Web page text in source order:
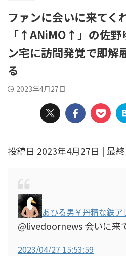
ファンに会いに来てく
「↑ANiMO↑」の佐野
ン宅に訪問発覚で即解
る
2023年4月27日
投稿日 2023年4月27日 | 最
あひる男￥丹精な鉄ア
@livedoornews 会いに来
2023/04/27 15:53:59